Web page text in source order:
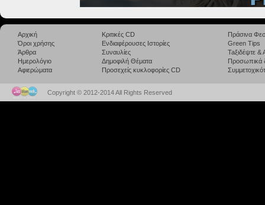
Αρχική
Όροι χρήσης
Άρθρα
Ημερολόγιο
Αφιερώματα
Κριτικές CD
Ενδιαφέρουσες Ιστορίες
Συναυλίες
Δημοφιλή Θέματα
Προσεχείς κυκλοφορίες CD
Πράσινα
Green Tips
Taξιδέψτε
Προσωπικά
Copyright © 2012-2014 All Rights Reserved